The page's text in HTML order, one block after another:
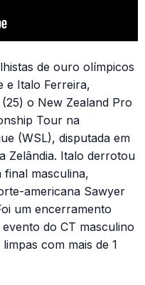
de ouro olímpicos
e Italo Ferreira,
o New Zealand Pro
Tour na
(WSL), disputada em
Zelândia. Italo derrotou
masculina,
americana Sawyer
um encerramento
do CT masculino
com mais de 1